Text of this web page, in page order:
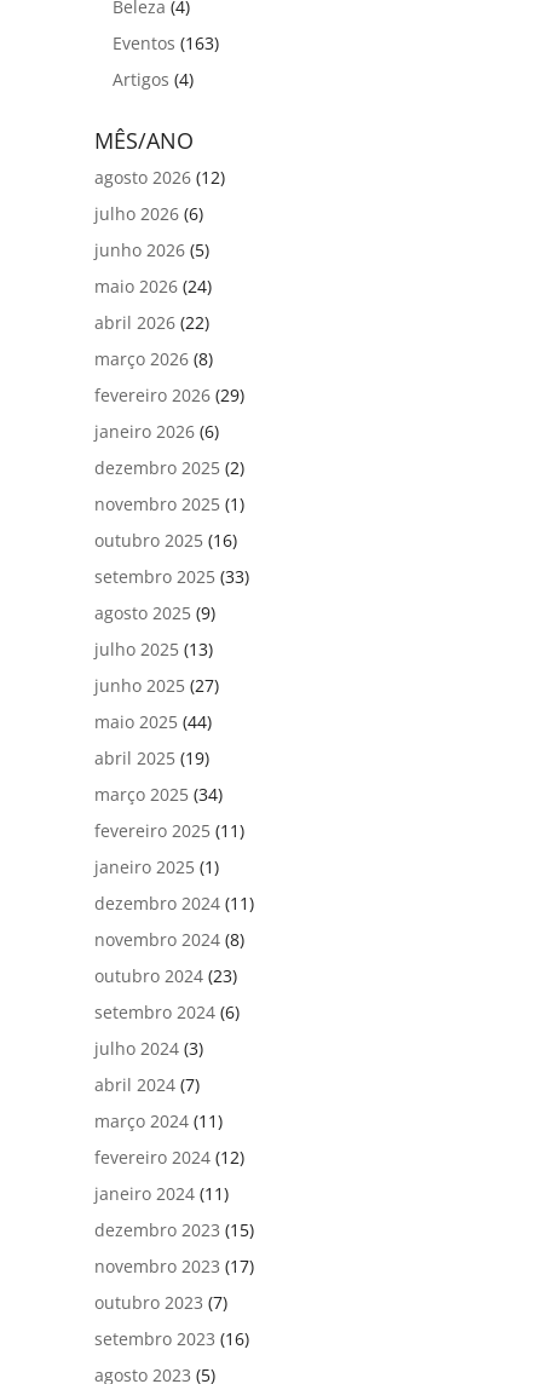
Beleza (4)
Eventos (163)
Artigos (4)
MÊS/ANO
agosto 2026 (12)
julho 2026 (6)
junho 2026 (5)
maio 2026 (24)
abril 2026 (22)
março 2026 (8)
fevereiro 2026 (29)
janeiro 2026 (6)
dezembro 2025 (2)
novembro 2025 (1)
outubro 2025 (16)
setembro 2025 (33)
agosto 2025 (9)
julho 2025 (13)
junho 2025 (27)
maio 2025 (44)
abril 2025 (19)
março 2025 (34)
fevereiro 2025 (11)
janeiro 2025 (1)
dezembro 2024 (11)
novembro 2024 (8)
outubro 2024 (23)
setembro 2024 (6)
julho 2024 (3)
abril 2024 (7)
março 2024 (11)
fevereiro 2024 (12)
janeiro 2024 (11)
dezembro 2023 (15)
novembro 2023 (17)
outubro 2023 (7)
setembro 2023 (16)
agosto 2023 (5)